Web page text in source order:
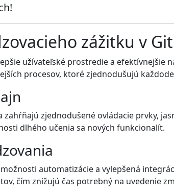
zážitku v
užívateľské prostredie a efektívnejšie
procesov, ktoré zjednodušujú
zjednodušené ovládacie prvky,
dlhého učenia sa nových funkcionalít.
automatizácie a vylepšená
čím znižujú čas potrebný na uvedenie